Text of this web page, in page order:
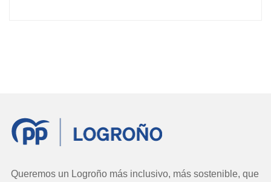
Queremos un Logroño más inclusivo, más sostenible, que